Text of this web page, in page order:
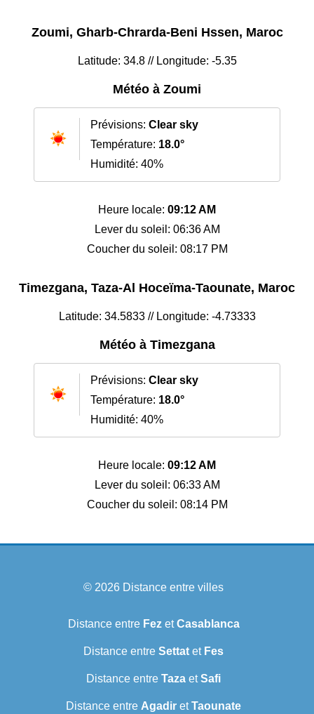
Zoumi, Gharb-Chrarda-Beni Hssen, Maroc
Latitude: 34.8 // Longitude: -5.35
Météo à Zoumi
Prévisions: Clear sky
Température: 18.0°
Humidité: 40%
Heure locale: 09:12 AM
Lever du soleil: 06:36 AM
Coucher du soleil: 08:17 PM
Timezgana, Taza-Al Hoceïma-Taounate, Maroc
Latitude: 34.5833 // Longitude: -4.73333
Météo à Timezgana
Prévisions: Clear sky
Température: 18.0°
Humidité: 40%
Heure locale: 09:12 AM
Lever du soleil: 06:33 AM
Coucher du soleil: 08:14 PM
© 2026 Distance entre villes
Distance entre FezetCasablanca
Distance entre Settat et Fes
Distance entre Taza etSafi
Distance entre Agadir etTaounate